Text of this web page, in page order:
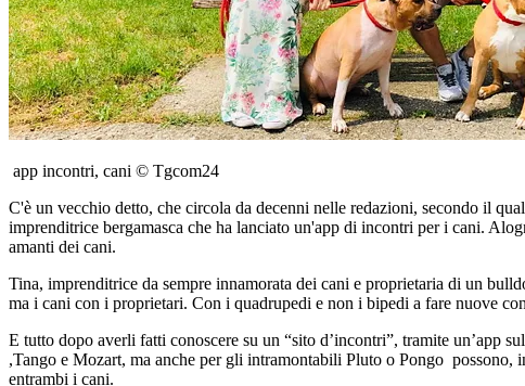
app incontri, cani © Tgcom24
C'è un vecchio detto, che circola da decenni nelle redazioni, secondo il
imprenditrice bergamasca che ha lanciato un'app di incontri per i cani.
amanti dei cani.
Tina, imprenditrice da sempre innamorata dei cani e proprietaria di un
ma i cani con i proprietari. Con i quadrupedi e non i bipedi a fare nuove
E tutto dopo averli fatti conoscere su un “sito d’incontri”, tramite un’app
,Tango e Mozart, ma anche per gli intramontabili Pluto o Pongo possono,
entrambi i cani.